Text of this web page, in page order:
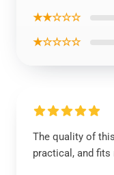
★★☆☆☆
★☆☆☆☆
The quality of
practical, and fits